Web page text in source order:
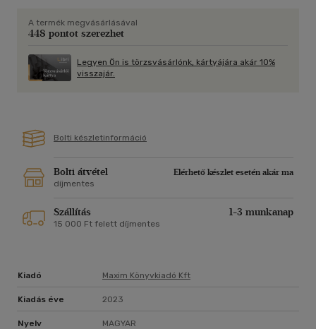
A termék megvásárlásával
448 pontot szerezhet
Legyen Ön is törzsvásárlónk, kártyájára akár 10%
visszajár.
Bolti készletinformáció
Bolti átvétel
Elérhető készlet esetén akár ma
díjmentes
Szállítás 1-3 munkanap
15 000 Ft felett díjmentes
Kiadó Maxim Könyvkiadó Kft
Kiadás éve 2023
Nyelv MAGYAR